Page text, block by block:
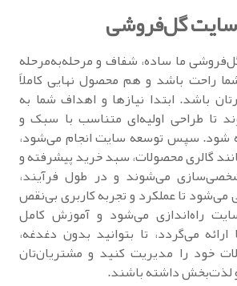
گل‌فروشی
ما ساده، شفاف و مرحله‌به‌مرحله
راحت باشد و هم محصول نهایی کاملاً
باشد. ابتدا نیازها و اهداف شما به
تا طراحی اولیه‌ای متناسب با سبک و
شود. سپس توسعه سایت انجام می‌شود،
گالری محصولات، سبد خرید پیشرفته و
می‌شوند و در طول فرآیند،
تا عملکرد و تجربه کاربری بی‌نقص
راه‌اندازی می‌شود و آموزش کامل
می‌گردد، تا بتوانید بدون دغدغه،
خود را مدیریت کنید و مشتریان‌تان
لذت‌بخش داشته باشند.